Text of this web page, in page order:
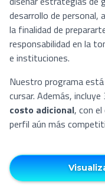
desarrollo de personal,
la finalidad de
responsabilidad en la
e instituciones.
Nuestro programa
cursar. Además,
costo adicional, con
perfil aún más